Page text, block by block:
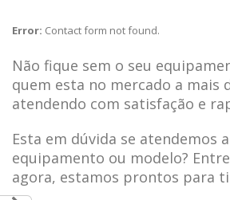
Error: Contact form not found.
Não fique sem o seu
quem esta no mercado a mais
atendendo com satisfação e
Esta em dúvida se atendemos
equipamento ou modelo?
agora, estamos prontos para